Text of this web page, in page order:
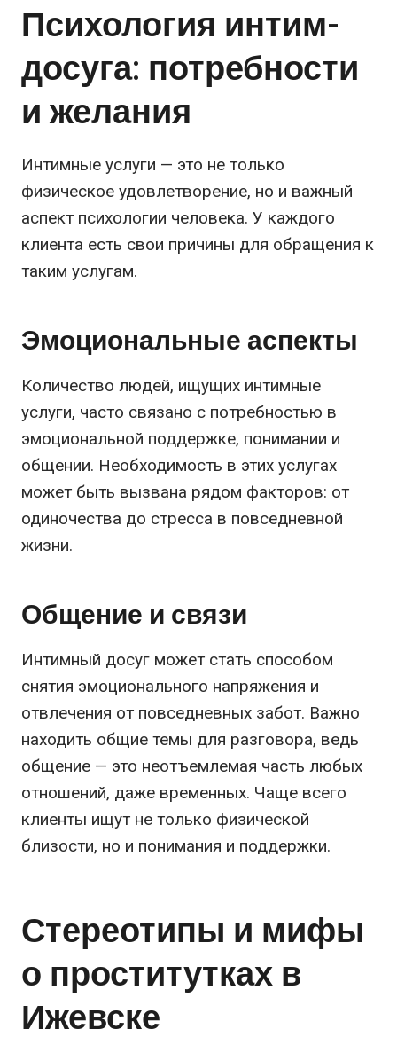
Психология интим-
досуга: потребности
и желания
Интимные услуги — это не только
физическое удовлетворение, но и важный
аспект психологии человека. У каждого
клиента есть свои причины для обращения к
таким услугам.
Эмоциональные аспекты
Количество людей, ищущих интимные
услуги, часто связано с потребностью в
эмоциональной поддержке, понимании и
общении. Необходимость в этих услугах
может быть вызвана рядом факторов: от
одиночества до стресса в повседневной
жизни.
Общение и связи
Интимный досуг может стать способом
снятия эмоционального напряжения и
отвлечения от повседневных забот. Важно
находить общие темы для разговора, ведь
общение — это неотъемлемая часть любых
отношений, даже временных. Чаще всего
клиенты ищут не только физической
близости, но и понимания и поддержки.
Стереотипы и мифы
о проститутках в
Ижевске